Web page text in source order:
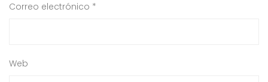
Correo electrónico *
Web